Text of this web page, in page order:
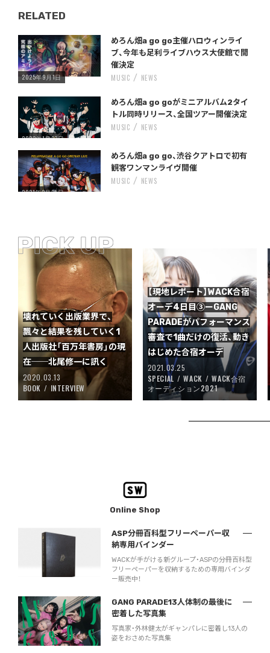
RELATED
Warning : Undefined variable $post_id in
/home/storywriter/storywriter.tokyo/public_html/wp-content/themes/StoryWriter/single.phpon line242
めろん畑a go go主催ハロウィンライ
ブ、今年も足利ライブハウス大使館で開
催決定
2025年9月1日
MUSIC NEWS
Warning : Undefined variable $post_id in
/home/storywriter/storywriter.tokyo/public_html/wp-content/themes/StoryWriter/single.phpon line242
めろん畑a go goがミニアルバム2タイ
トル同時リリース、全国ツアー開催決定
2023年1月23日
MUSIC NEWS
Warning : Undefined variable $post_id in
/home/storywriter/storywriter.tokyo/public_html/wp-content/themes/StoryWriter/single.phpon line242
めろん畑a go go、渋谷クアトロで初有
観客ワンマンライヴ開催
2021年2月25日
MUSIC NEWS
壊れていく出版業界で、
飄々と結果を残していく1
人出版社「百万年書房」の現
在──北尾修一に訊く
2020.03.13
BOOK
INTERVIEW
【現地レポート】WACK合宿
オーデ4日目③ーGANG
PARADEがパフォーマンス
審査で1曲だけの復活、動き
はじめた合宿オーデ
2021.03.25
SPECIAL
WACK
WACK合宿
オーディション2021
Online Shop
ASP分冊百科型フリーペーパー収
納専用バインダー
WACKが手がける新グループ・ASPの分冊百科型
フリーペーパーを収納するための専用バインダ
ー販売中！
GANG PARADE13人体制の最後に
密着した写真集
写真家・外林健太がギャンパレに密着し13人の
姿をおさめた写真集